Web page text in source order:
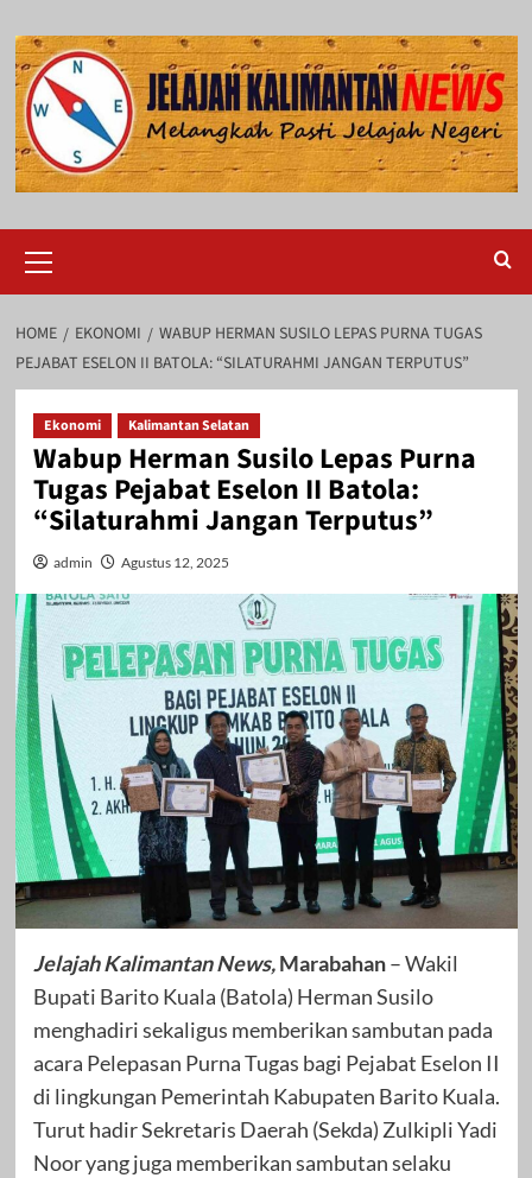
to
content
Menu
HOME EKONOMI
WABUP HERMAN SUSILO LEPAS PURNA TUGAS
PEJABAT ESELON II BATOLA: “SILATURAHMI JANGAN TERPUTUS”
Ekonomi Kalimantan Selatan
Wabup Herman Susilo Lepas Purna
Tugas Pejabat Eselon II Batola:
“Silaturahmi Jangan Terputus”
admin Agustus 12, 2025
Jelajah Kalimantan News,Marabahan– Wakil
Bupati Barito Kuala (Batola) Herman Susilo
menghadiri sekaligus memberikan sambutan pada
acara Pelepasan Purna Tugas bagi Pejabat Eselon II
di lingkungan Pemerintah Kabupaten Barito Kuala.
Turut hadir Sekretaris Daerah (Sekda) Zulkipli Yadi
Noor yang juga memberikan sambutan selaku